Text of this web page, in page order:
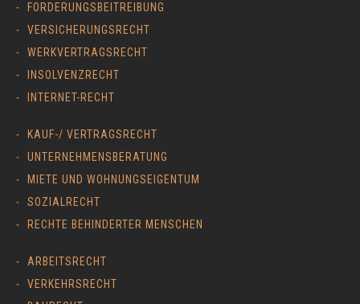
FORDERUNGSBEITREIBUNG
VERSICHERUNGSRECHT
WERKVERTRAGSRECHT
INSOLVENZRECHT
INTERNET-RECHT
KAUF-/ VERTRAGSRECHT
UNTERNEHMENSBERATUNG
MIETE UND WOHNUNGSEIGENTUM
SOZIALRECHT
RECHTE BEHINDERTER MENSCHEN
ARBEITSRECHT
VERKEHRSRECHT